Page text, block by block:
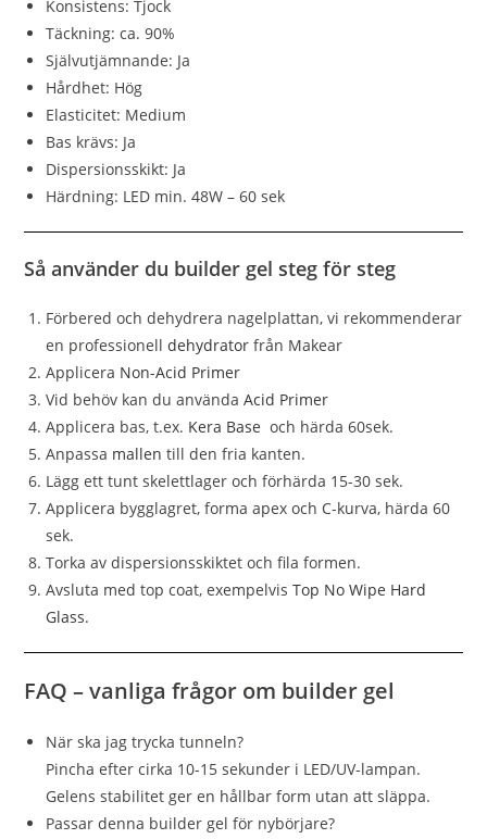
Konsistens: Tjock
Täckning: ca. 90%
Självutjämnande: Ja
Hårdhet: Hög
Elasticitet: Medium
Bas krävs: Ja
Dispersionsskikt: Ja
Härdning: LED min. 48W – 60 sek
Så använder du builder gel steg för steg
Förbered och dehydrera nagelplattan, vi rekommenderar
en professionelldehydrator från Makear
Applicera Non-Acid Primer
Vid behöv kan du användaAcid Primer
Applicera bas, t.ex. Kera Base och härda 60sek.
Anpassa mallen till den fria kanten.
Lägg ett tunt skelettlager och förhärda 15-30 sek.
Applicera bygglagret, forma apex och C-kurva, härda 60
sek.
Torka av dispersionsskiktet och fila formen.
Avsluta med top coat, exempelvisTop No Wipe Hard
Glass.
FAQ – vanliga frågor om builder gel
När ska jag trycka tunneln?
Pincha efter cirka 10-15 sekunder i LED/UV-lampan.
Gelens stabilitet ger en hållbar form utan att släppa.
Passar denna builder gel för nybörjare?